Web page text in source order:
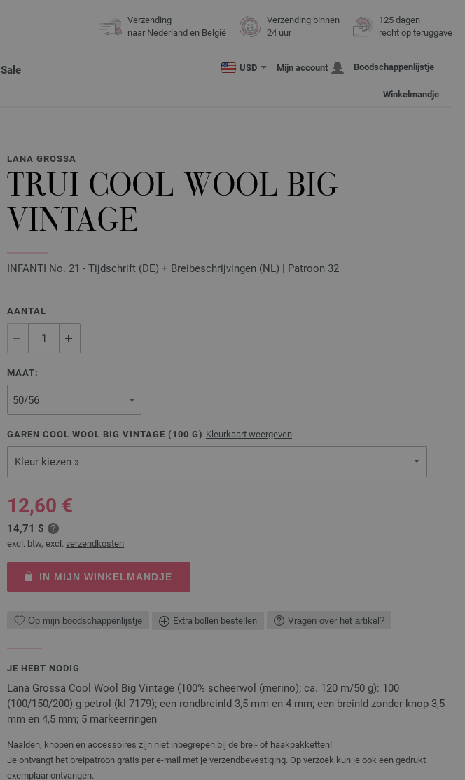
Verzending
naar Nederland en België
Verzending binnen
24 uur
125 dagen
recht op teruggave
Sale USD Mijn account Boodschappenlijstje
Winkelmandje
LANA GROSSA
TRUI COOL WOOL BIG
VINTAGE
INFANTI No. 21 - Tijdschrift (DE) + Breibeschrijvingen (NL) | Patroon 32
AANTAL
MAAT:
GAREN COOL WOOL BIG VINTAGE ( 100 G) Kleurkaart weergeven
Kleur kiezen »
12,60 €
14,71 $
excl. btw, excl. verzendkosten
IN MIJN WINKELMANDJE
Op mijn boodschappenlijstje Extra bollen bestellen Vragen over het artikel?
JE HEBT NODIG
Lana Grossa Cool Wool Big Vintage (100% scheerwol (merino); ca. 120 m/50 g): 100
(100/150/200) g petrol (kl 7179); een rondbreinld 3,5 mm en 4 mm; een breinld zonder knop 3,5
mm en 4,5 mm; 5 markeerringen
Naalden, knopen en accessoires zijn niet inbegrepen bij de brei- of haakpakketten!
Je ontvangt het breipatroon gratis per e-mail met je verzendbevestiging. Op verzoek kun je ook een gedrukt
exemplaar ontvangen.